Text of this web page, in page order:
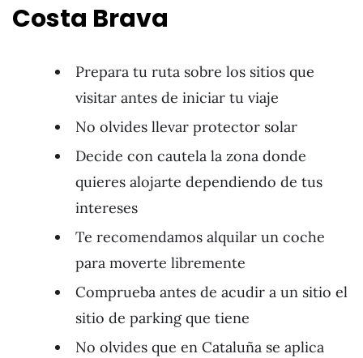
Costa Brava
Prepara tu ruta sobre los sitios que
visitar antes de iniciar tu viaje
No olvides llevar protector solar
Decide con cautela la zona donde
quieres alojarte dependiendo de tus
intereses
Te recomendamos alquilar un coche
para moverte libremente
Comprueba antes de acudir a un sitio el
sitio de parking que tiene
No olvides que en Cataluña se aplica